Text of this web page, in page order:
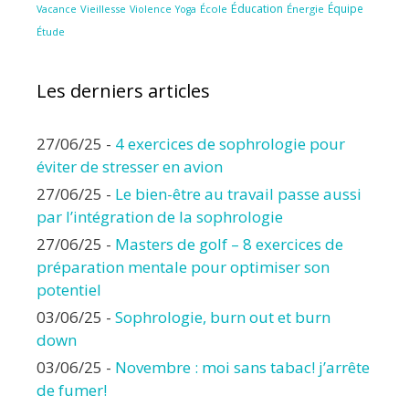
Vacance Vieillesse Violence Yoga École Éducation Énergie Équipe
Étude
Les derniers articles
27/06/25 - 4 exercices de sophrologie pour
éviter de stresser en avion
27/06/25 - Le bien-être au travail passe aussi
par l’intégration de la sophrologie
27/06/25 - Masters de golf – 8 exercices de
préparation mentale pour optimiser son
potentiel
03/06/25 - Sophrologie, burn out et burn
down
03/06/25 - Novembre : moi sans tabac! j’arrête
de fumer!